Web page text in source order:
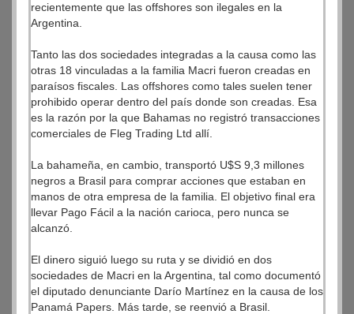
recientemente que las offshores son ilegales en la
Argentina.
Tanto las dos sociedades integradas a la causa como las
otras 18 vinculadas a la familia Macri fueron creadas en
paraísos fiscales. Las offshores como tales suelen tener
prohibido operar dentro del país donde son creadas. Esa
es la razón por la que Bahamas no registró transacciones
comerciales de Fleg Trading Ltd allí.
La bahameña, en cambio, transportó U$S 9,3 millones
negros a Brasil para comprar acciones que estaban en
manos de otra empresa de la familia. El objetivo final era
llevar Pago Fácil a la nación carioca, pero nunca se
alcanzó.
El dinero siguió luego su ruta y se dividió en dos
sociedades de Macri en la Argentina, tal como documentó
el diputado denunciante Darío Martínez en la causa de los
Panamá Papers. Más tarde, se reenvió a Brasil.